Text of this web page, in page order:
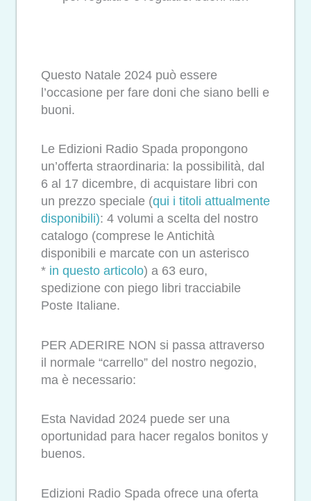
Questo Natale 2024 può essere
l’occasione per fare doni che siano belli e
buoni.
Le Edizioni Radio Spada propongono
un’offerta straordinaria: la possibilità, dal
6 al 17 dicembre, di acquistare libri con
un prezzo speciale (qui i titoli attualmente
disponibili): 4 volumi a scelta del nostro
catalogo (comprese le Antichità
disponibili e marcate con un asterisco
* in questo articolo) a 63 euro,
spedizione con piego libri tracciabile
Poste Italiane.
PER ADERIRE NON si passa attraverso
il normale “carrello” del nostro negozio,
ma è necessario:
Esta Navidad 2024 puede ser una
oportunidad para hacer regalos bonitos y
buenos.
Edizioni Radio Spada ofrece una oferta